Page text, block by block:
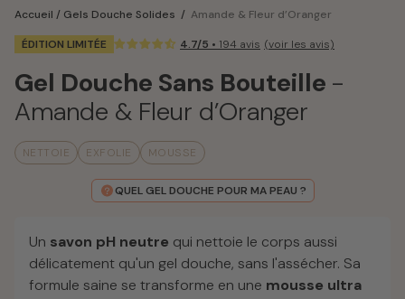
14,90 €
Accueil / Gels Douche Solides / Amande & Fleur d’Oranger
ÉDITION LIMITÉE 4.7/5 • 194 avis
Gel Douche Sans Bouteille -
Amande & Fleur d’Oranger
NETTOIE EXFOLIE MOUSSE
QUEL GEL DOUCHE POUR MA PEAU ?
Un savon pH neutre qui nettoie le corps aussi
délicatement qu'un gel douche, sans l'assécher. Sa
formule saine se transforme en une mousse ultra